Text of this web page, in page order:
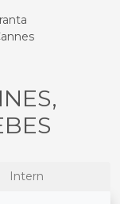
Intern